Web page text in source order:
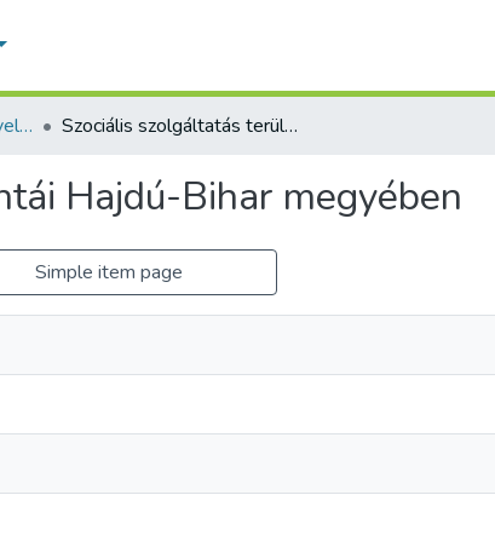
Tanulmányok - magyar nyelvű (RKI) Szociális szolgáltatás területi mintái Hajdú-Bihar megyében
Hajdú-Bihar megyében
Simple item page